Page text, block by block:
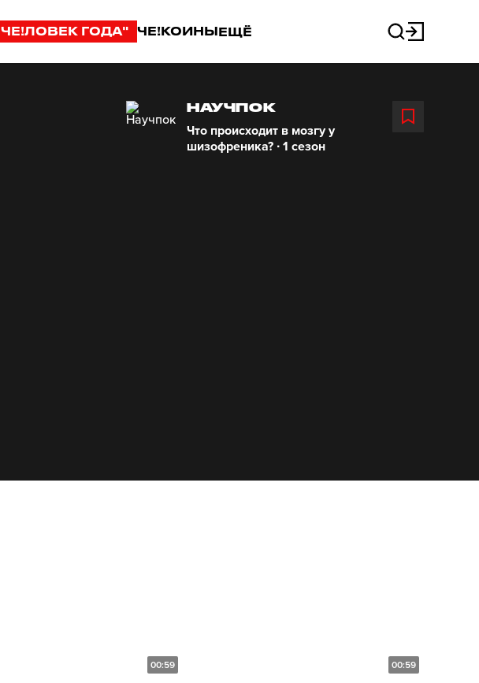
ГОДА" ЧЕ!КОИНЫЕЩЁ
НАУЧПОК
Что происходит в мозгу у
шизофреника? ∙ 1 сезон
00:59 00:59